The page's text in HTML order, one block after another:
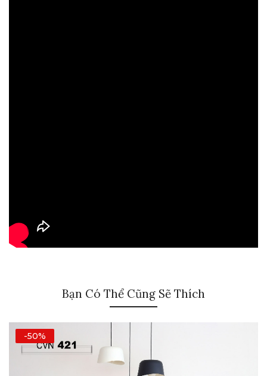
Bạn Có Thể Cũng Sẽ Thích
-50%